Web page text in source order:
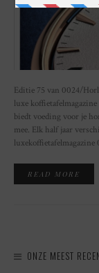
Editie 75 van 0024/
luxe
biedt voeding voor je
mee. Elk half jaar
READ MORE
ONZE MEEST